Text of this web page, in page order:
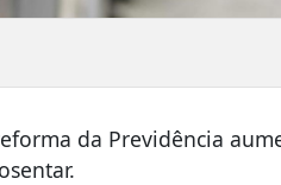
da Previdência